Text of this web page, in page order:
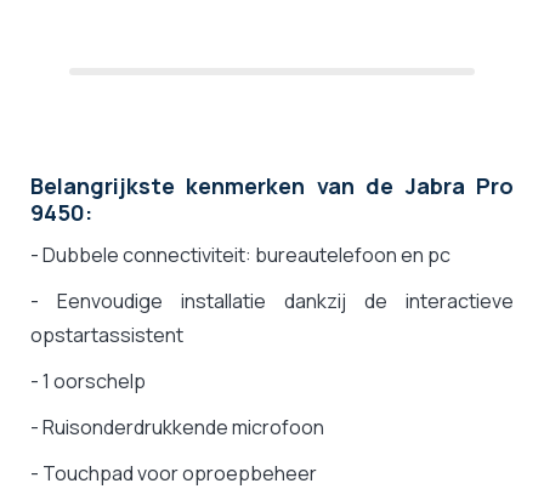
Belangrijkste kenmerken van de Jabra Pro
9450:
- Dubbele connectiviteit: bureautelefoon en pc
- Eenvoudige installatie dankzij de interactieve
opstartassistent
- 1 oorschelp
- Ruisonderdrukkende microfoon
- Touchpad voor oproepbeheer